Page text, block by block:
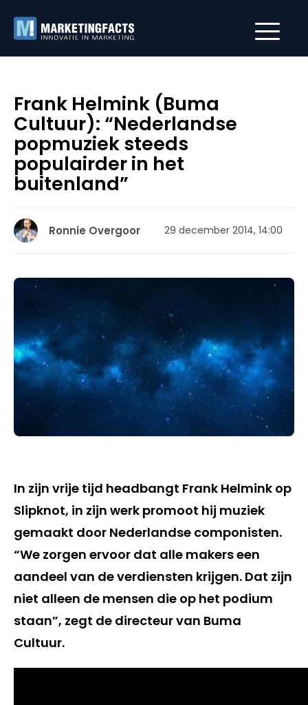
Frank Helmink (Buma
Cultuur): “Nederlandse
popmuziek steeds
populairder in het
buitenland”
Ronnie Overgoor 29 december 2014, 14:00
In zijn vrije tijd headbangt Frank Helmink op
Slipknot, in zijn werk promoot hij muziek
gemaakt door Nederlandse componisten.
“We zorgen ervoor dat alle makers een
aandeel van de verdiensten krijgen. Dat zijn
niet alleen de mensen die op het podium
staan”, zegt de directeur van Buma
Cultuur.